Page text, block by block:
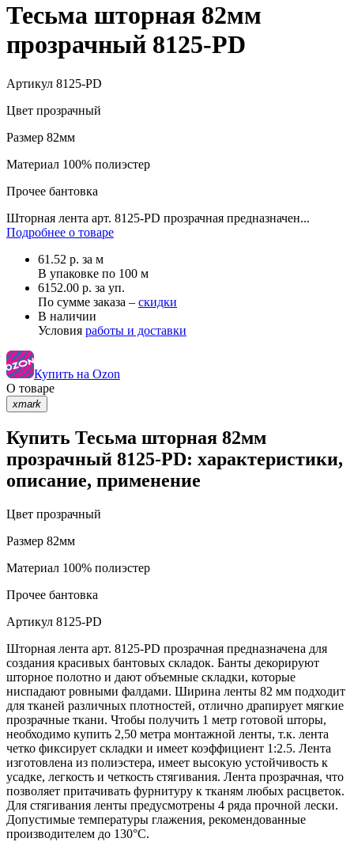
Тесьма шторная 82мм
прозрачный 8125-PD
Артикул 8125-PD
Цвет прозрачный
Размер 82мм
Материал 100% полиэстер
Прочее бантовка
Шторная лента арт. 8125-PD прозрачная предназначен...
Подробнее о товаре
61.52 р. за м
В упаковке по 100 м
6152.00 р. за уп.
По сумме заказа – скидки
В наличии
Условия работы и доставки
Купить на Ozon
О товаре
xmark
Купить Тесьма шторная 82мм
прозрачный 8125-PD: характеристики,
описание, применение
Цвет прозрачный
Размер 82мм
Материал 100% полиэстер
Прочее бантовка
Артикул 8125-PD
Шторная лента арт. 8125-PD прозрачная предназначена для
создания красивых бантовых складок. Банты декорируют
шторное полотно и дают объемные складки, которые
ниспадают ровными фалдами. Ширина ленты 82 мм подходит
для тканей различных плотностей, отлично драпирует мягкие
прозрачные ткани. Чтобы получить 1 метр готовой шторы,
необходимо купить 2,50 метра монтажной ленты, т.к. лента
четко фиксирует складки и имеет коэффициент 1:2.5. Лента
изготовлена из полиэстера, имеет высокую устойчивость к
усадке, легкость и четкость стягивания. Лента прозрачная, что
позволяет притачивать фурнитуру к тканям любых расцветок.
Для стягивания ленты предусмотрены 4 ряда прочной лески.
Допустимые температуры глажения, рекомендованные
производителем до 130°C.